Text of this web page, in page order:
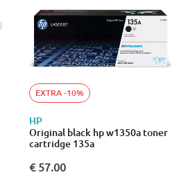
EXTRA -10%
HP
Original black hp w1350a toner
cartridge 135a
€ 57.00